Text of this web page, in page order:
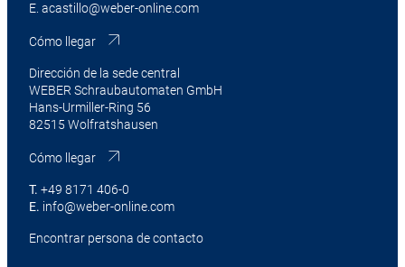
E. acastillo@weber-online.com
Cómo llegar
Dirección de la sede central
WEBER Schraubautomaten GmbH
Hans-Urmiller-Ring 56
82515 Wolfratshausen
Cómo llegar
T. +49 8171 406-0
E. info@weber-online.com
Encontrar persona de contacto